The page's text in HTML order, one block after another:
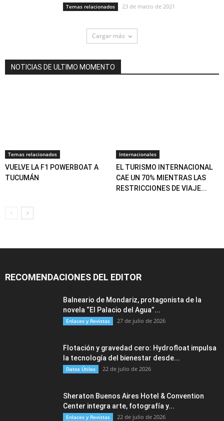
Temas relacionados 23 de marzo de 2021
Cargar más
NOTICIAS DE ULTIMO MOMENTO
Temas relacionados
VUELVE LA F1 POWERBOAT A
TUCUMÁN
Internacionales
EL TURISMO INTERNACIONAL
CAE UN 70% MIENTRAS LAS
RESTRICCIONES DE VIAJE...
RECOMENDACIONES DEL EDITOR
Balneario de Mondariz, protagonista de la
novela “El Palacio del Agua”...
Enlaces y Revistas 27 de julio de 2026
Flotación y gravedad cero: Hydrofloat impulsa
la tecnología del bienestar desde...
Datos Útiles 22 de julio de 2026
Sheraton Buenos Aires Hotel & Convention
Center integra arte, fotografía y...
Enlaces y Revistas 22 de julio de 2026